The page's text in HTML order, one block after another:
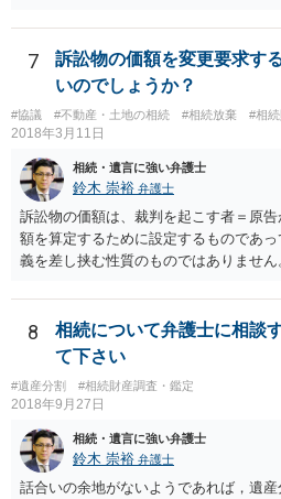
放棄するかどうか決めることができま
することはありませんので、数年後に
ありません。 なお、私が扱った相続放
伸長して調査したところ、サラ金に対
つかったため相続したという事例があ
7
訴訟物の価額を変更要求す
いのでしょうか？
#協議 #不動産・土地の相続 #相続放棄 #相
2018年3月11日
相続・遺言に強い弁護士
鈴木 崇裕 弁護士
訴訟物の価額は、裁判を起こす者＝原
額を算定するために設定するものであ
義を差し挟む性質のものではありませ
したとしても、変更されることはありま
8
相続について弁護士に相談
て下さい
#遺産分割 #相続財産調査・鑑定
2018年9月27日
相続・遺言に強い弁護士
鈴木 崇裕 弁護士
話合いの余地がないようであれば，遺